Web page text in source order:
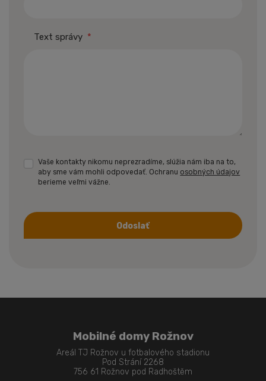
Text správy *
Vaše kontakty nikomu neprezradíme, slúžia nám iba na to,
aby sme vám mohli odpovedať. Ochranu osobných údajov
berieme veľmi vážne.
Odoslať
Mobilné domy Rožnov
Areál TJ Rožnov u fotbalového stadionu
Pod Strání 2268
756 61 Rožnov pod Radhoštěm